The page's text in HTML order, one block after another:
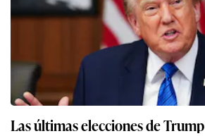
Las últimas elecciones de Trump